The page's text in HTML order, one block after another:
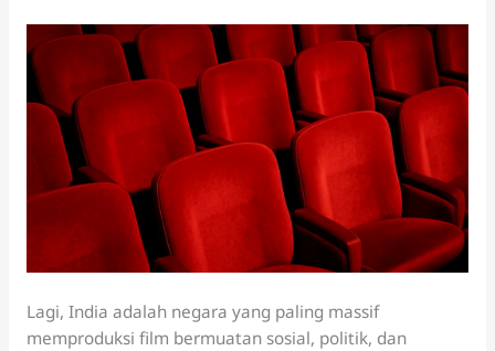
Lagi, India adalah negara yang paling massif
memproduksi film bermuatan sosial, politik, dan